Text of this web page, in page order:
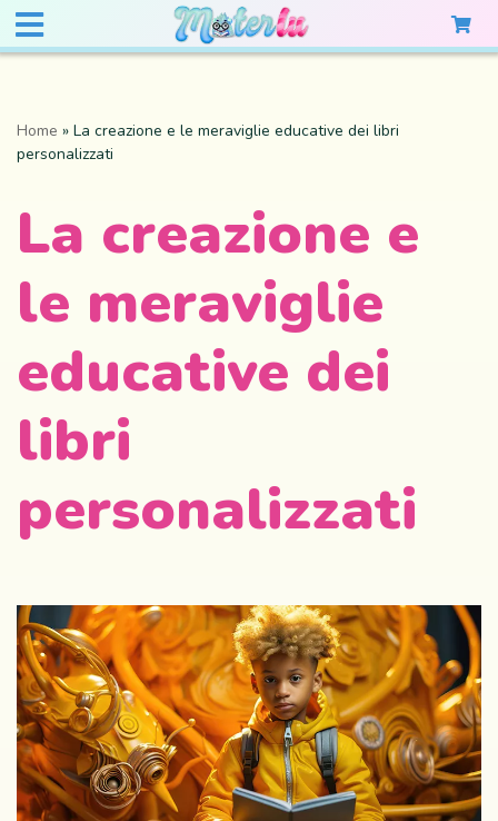
Home » La creazione e le meraviglie educative dei libri
personalizzati
La creazione e
le meraviglie
educative dei
libri
personalizzati